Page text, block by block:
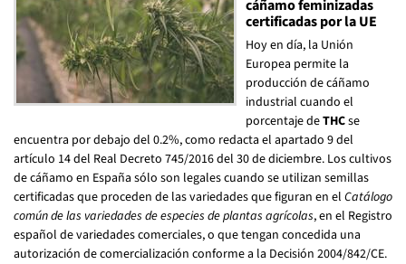
cáñamo feminizadas
certificadas por la UE
Hoy en día, la Unión
Europea permite la
producción de cáñamo
industrial cuando el
porcentaje deTHCse
encuentra por debajo del 0.2%, como redacta el apartado 9 del
artículo 14 del Real Decreto 745/2016 del 30 de diciembre. Los cultivos
de cáñamo en España sólo son legales cuando se utilizan semillas
certificadas que proceden de las variedades que figuran en el Catálogo
común de las variedades de especies de plantas agrícolas, en el Registro
español de variedades comerciales, o que tengan concedida una
autorización de comercialización conforme a la Decisión 2004/842/CE.